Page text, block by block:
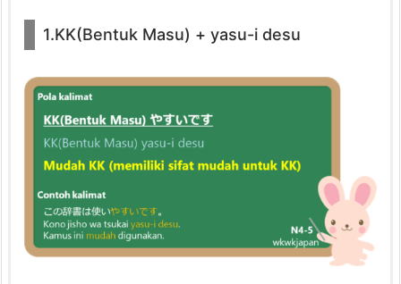
K
(B
e
n
t
u
k
M
1.KK(Bentuk Masu) + yasu-i desu